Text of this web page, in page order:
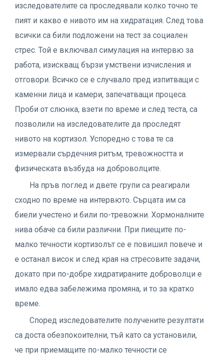
изследователите са проследявали колко точно те
пият и какво е нивото им на хидратация. След това
всички са били подложени на тест за социален
стрес. Той е включвал симулация на интервю за
работа, изискващ бързи умствени изчисления и
отговори. Всичко се е случвало пред изпитващи с
каменни лица и камери, запечатващи процеса.
Проби от слюнка, взети по време и след теста, са
позволили на изследователите да проследят
нивото на кортизол. Успоредно с това те са
измервали сърдечния ритъм, тревожността и
физическата възбуда на доброволците.
На пръв поглед и двете групи са реагирали
сходно по време на интервюто. Сърцата им са
биели учестено и били по-тревожни. Хормоналните
нива обаче са били различни. При пиещите по-
малко течности кортизолът се е повишил повече и
е останал висок и след края на стресовите задачи,
докато при по-добре хидратираните доброволци е
имало едва забележима промяна, и то за кратко
време.
Според изследователите получените резултати
са доста обезпокоителни, тъй като са установили,
че при приемащите по-малко течности се